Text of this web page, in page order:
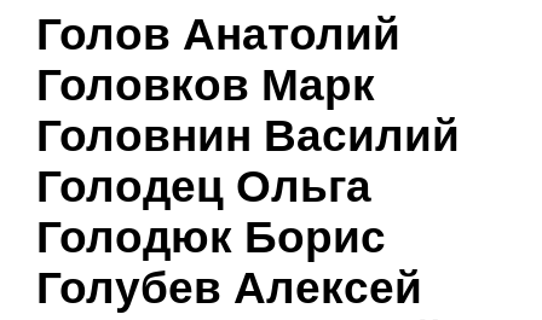
Голов Анатолий
Головков Марк
Головнин Василий
Голодец Ольга
Голодюк Борис
Голубев Алексей